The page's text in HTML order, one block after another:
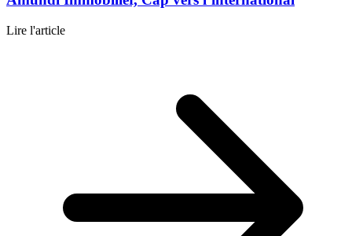
Lire l'article